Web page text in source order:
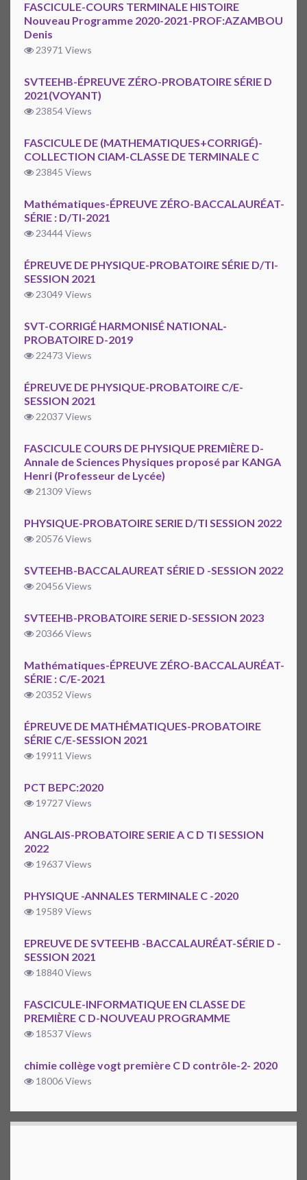
FASCICULE-COURS TERMINALE HISTOIRE
Nouveau Programme 2020-2021-PROF:AZAMBOU
Denis
23971 Views
SVTEEHB-ÉPREUVE ZÉRO-PROBATOIRE SÉRIE D
2021(VOYANT)
23854 Views
FASCICULE DE (MATHEMATIQUES+CORRIGÉ)-
COLLECTION CIAM-CLASSE DE TERMINALE C
23845 Views
Mathématiques-ÉPREUVE ZÉRO-BACCALAURÉAT-
SÉRIE : D/TI-2021
23444 Views
ÉPREUVE DE PHYSIQUE-PROBATOIRE SÉRIE D/TI-
SESSION 2021
23049 Views
SVT-CORRIGÉ HARMONISÉ NATIONAL-
PROBATOIRE D-2019
22473 Views
ÉPREUVE DE PHYSIQUE-PROBATOIRE C/E-
SESSION 2021
22037 Views
FASCICULE COURS DE PHYSIQUE PREMIÈRE D-
Annale de Sciences Physiques proposé par KANGA
Henri (Professeur de Lycée)
21309 Views
PHYSIQUE-PROBATOIRE SERIE D/TI SESSION 2022
20576 Views
SVTEEHB-BACCALAUREAT SÉRIE D -SESSION 2022
20456 Views
SVTEEHB-PROBATOIRE SERIE D-SESSION 2023
20366 Views
Mathématiques-ÉPREUVE ZÉRO-BACCALAURÉAT-
SÉRIE : C/E-2021
20352 Views
ÉPREUVE DE MATHÉMATIQUES-PROBATOIRE
SÉRIE C/E-SESSION 2021
19911 Views
PCT BEPC:2020
19727 Views
ANGLAIS-PROBATOIRE SERIE A C D TI SESSION
2022
19637 Views
PHYSIQUE -ANNALES TERMINALE C -2020
19589 Views
EPREUVE DE SVTEEHB -BACCALAURÉAT-SÉRIE D -
SESSION 2021
18840 Views
FASCICULE-INFORMATIQUE EN CLASSE DE
PREMIÈRE C D-NOUVEAU PROGRAMME
18537 Views
chimie collège vogt première C D contrôle-2- 2020
18006 Views